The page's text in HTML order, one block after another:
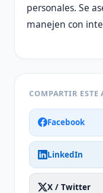
personales. Se
manejen con
COMPARTIR ESTE
Facebook
LinkedIn
X / Twitter